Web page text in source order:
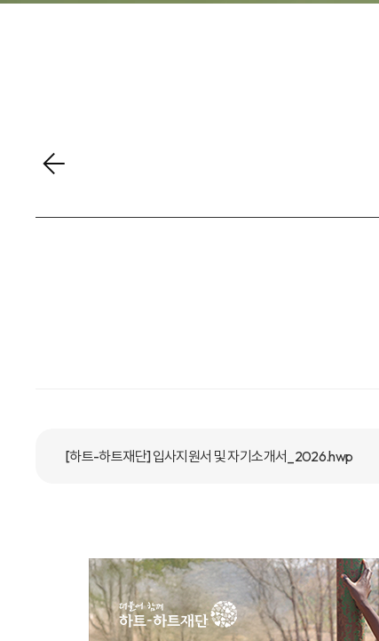
[하트-하트재단] 입사지원서 및 자기소개서_2026.hwp